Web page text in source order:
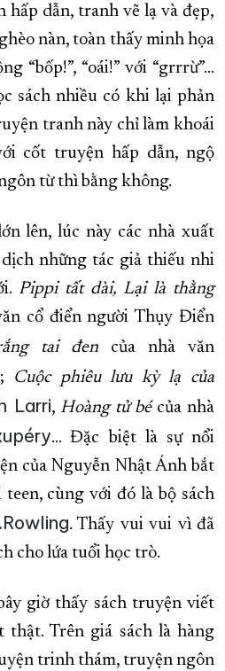
hấp dẫn, tranh vẽ lạ và đẹp,
nàn, toàn thấy minh họa
“bốp!”, “oái!” với “grrrừ”…
sách nhiều có khi lại phản
tranh này chỉ làm khoái
cốt truyện hấp dẫn, ngộ
từ thì bằng không.
lên, lúc này các nhà xuất
những tác giả thiếu nhi
Pippi tất dài, Lại là thằng
cổ điển người Thụy Điển
tai đen của nhà văn
; Cuộc phiêu lưu kỳ lạ của
Larri, Hoàng tử bé của nhà
... Đặc biệt là sự nổi
của Nguyễn Nhật Ánh bắt
cùng với đó là bộ sách
. Thấy vui vui vì đã
cho lứa tuổi học trò.
giờ thấy sách truyện viết
Trên giá sách là hàng
trinh thám, truyện ngôn